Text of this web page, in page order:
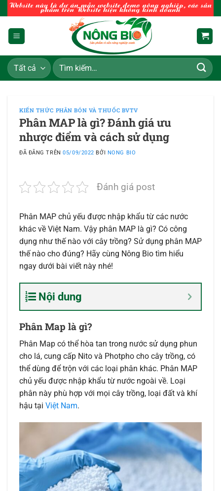
Chuyển
đến
nội
dung
Tìm
kiếm:
KIẾN THỨC PHÂN BÓN VÀ THUỐC BVTV
Phân MAP là gì? Đánh giá ưu
nhược điểm và cách sử dụng
ĐÃ ĐĂNG TRÊN05/09/2022 BỞI NONG BIO
Đánh giá post
Phân MAP chủ yếu được nhập khẩu từ các nước
khác về Việt Nam. Vậy phân MAP là gì? Có công
dụng như thế nào với cây trồng? Sử dụng phân MAP
thế nào cho đúng? Hãy cùng Nông Bio tìm hiểu
ngay dưới bài viết này nhé!
Nội dung
Phân Map là gì?
Phân Map có thể hòa tan trong nước sử dụng phun
cho lá, cung cấp Nito và Photpho cho cây trồng, có
thể dùng để trộn với các loại phân khác. Phân MAP
chủ yếu được nhập khẩu từ nước ngoài về. Loại
phân này phù hợp với mọi cây trồng, loại đất và khí
hậu tại Việt Nam.